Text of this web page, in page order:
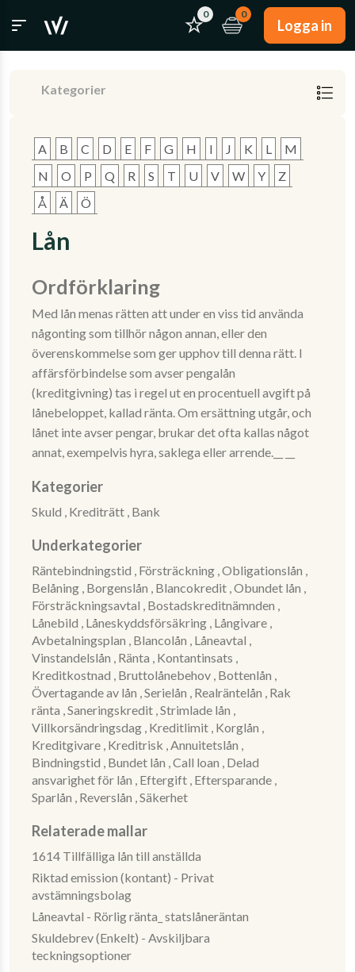
0 0
Logga in
Kategorier
A B C D E F G H I J K L
M
N
O P Q R S T U V W Y
Z
Å
Ä Ö
Lån
Ordförklaring
Med lån menas rätten att under en viss tid använda
någonting som tillhör någon annan, eller den
överenskommelse som ger upphov till denna rätt. I
affärsförbindelse som avser pengalån
(kreditgivning) tas i regel ut en procentuell avgift på
lånebeloppet, kallad ränta. Om ersättning utgår, och
lånet inte avser pengar, brukar det ofta kallas något
annat, exempelvis hyra, saklega eller arrende.__ __
Kategorier
Skuld , Krediträtt , Bank
Underkategorier
Räntebindningstid , Försträckning ,Obligationslån ,
Belåning , Borgenslån , Blancokredit ,Obundet lån ,
Försträckningsavtal , Bostadskreditnämnden ,
Lånebild , Låneskyddsförsäkring , Långivare ,
Avbetalningsplan , Blancolån , Låneavtal ,
Vinstandelslån , Ränta , Kontantinsats ,
Kreditkostnad , Bruttolånebehov , Bottenlån ,
Övertagande av lån ,Serielån , Realräntelån , Rak
ränta ,Saneringskredit ,Strimlade lån ,
Villkorsändringsdag , Kreditlimit , Korglån ,
Kreditgivare , Kreditrisk ,Annuitetslån ,
Bindningstid , Bundet lån ,Call loan , Delad
ansvarighet för lån , Eftergift , Eftersparande ,
Sparlån , Reverslån ,Säkerhet
Relaterade mallar
1614 Tillfälliga lån till anställda
Riktad emission (kontant) - Privat
avstämningsbolag
Låneavtal - Rörlig ränta_ statslåneräntan
Skuldebrev (Enkelt) - Avskiljbara
teckningsoptioner